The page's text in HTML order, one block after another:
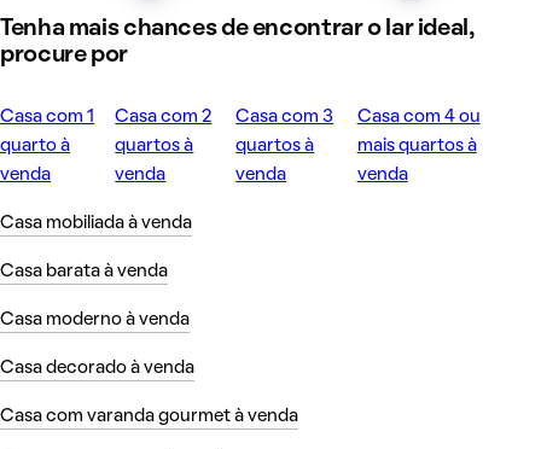
Tenha mais chances de encontrar o lar ideal,
procure por
Casa com 1
quarto à
venda
Casa com 2
quartos à
venda
Casa com 3
quartos à
venda
Casa com 4 ou
mais quartos à
venda
Casa mobiliada à venda
Casa barata à venda
Casa moderno à venda
Casa decorado à venda
Casa com varanda gourmet à venda